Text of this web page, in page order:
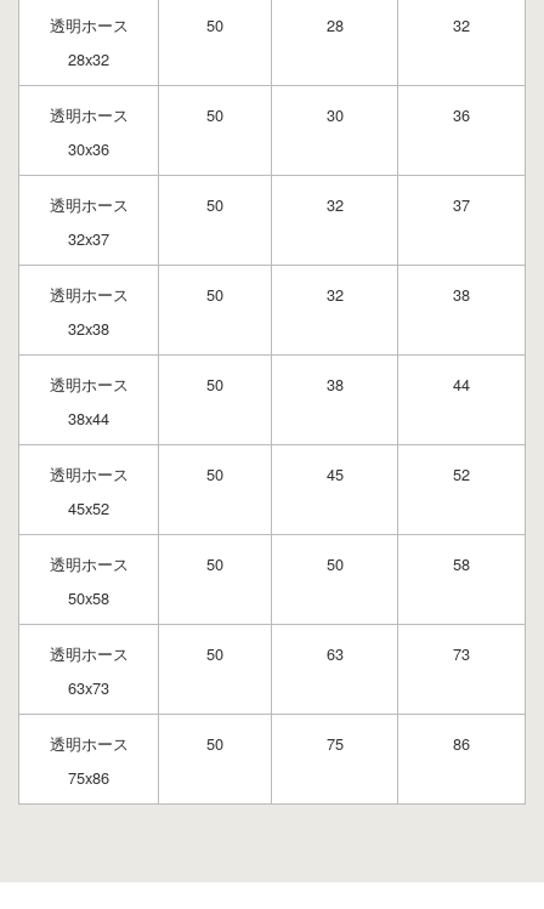
透明ホース
28x32
50 28 32
透明ホース
30x36
50 30 36
透明ホース
32x37
50 32 37
透明ホース
32x38
50 32 38
透明ホース
38x44
50 38 44
透明ホース
45x52
50 45 52
透明ホース
50x58
50 50 58
透明ホース
63x73
50 63 73
透明ホース
75x86
50 75 86